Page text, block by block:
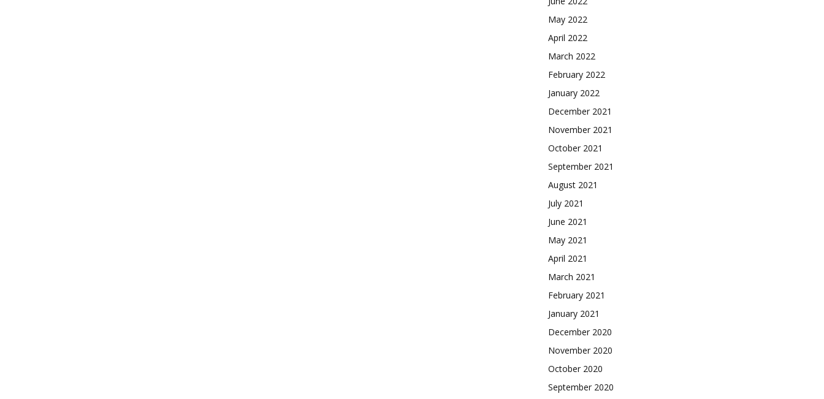
May 2022
April 2022
March 2022
February 2022
January 2022
December 2021
November 2021
October 2021
September 2021
August 2021
July 2021
June 2021
May 2021
April 2021
March 2021
February 2021
January 2021
December 2020
November 2020
October 2020
September 2020